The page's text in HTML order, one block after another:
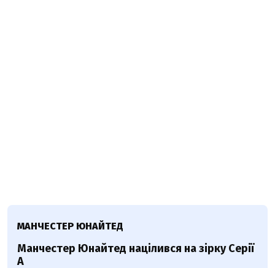
МАНЧЕСТЕР ЮНАЙТЕД
Манчестер Юнайтед націлився на зірку Серії
А